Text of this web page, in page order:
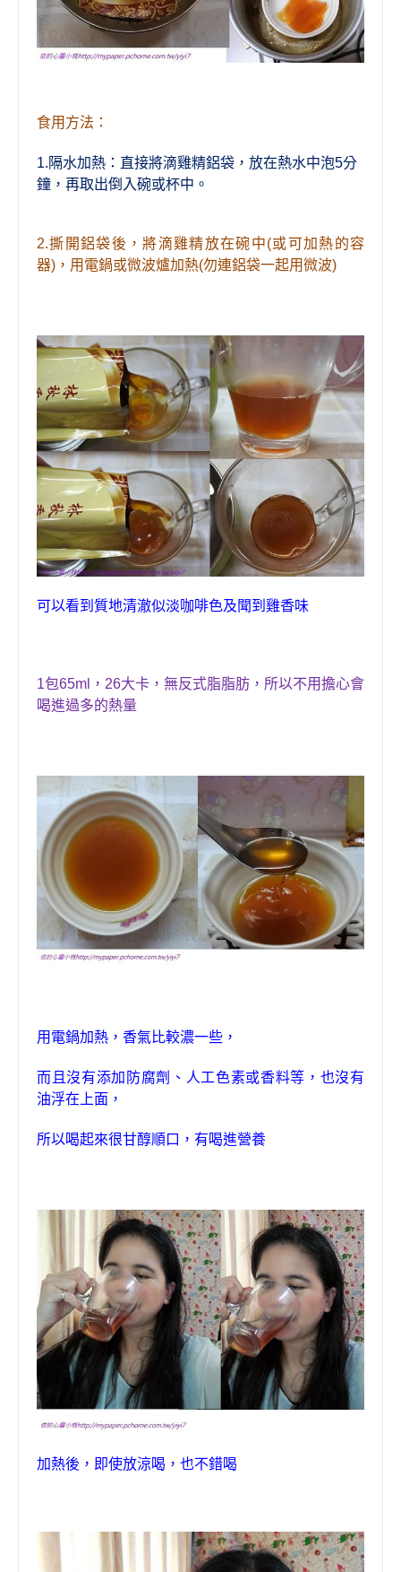
食用方法：
1.隔水加熱：直接將滴雞精鋁袋，放在熱水中泡5分
鐘 ， 再取出倒入碗或杯中。
2.撕開鋁袋後，將滴雞精放在碗中(或可加熱的容
器)，用電鍋或微波爐加熱(勿連鋁袋一起用微波)
可以看到質地清澈似淡咖啡色及聞到雞香味
1包65ml ，26大卡，無反式脂脂肪，所以不用擔心會
喝進過多的熱量
用電鍋加熱，香氣比較濃一些，
而且沒有添加防腐劑、人工色素或香料等 ， 也沒有
油浮在上面，
所以喝起來很甘醇順口 ，有喝進營養
加熱後 ， 即使放涼喝 ， 也不錯喝